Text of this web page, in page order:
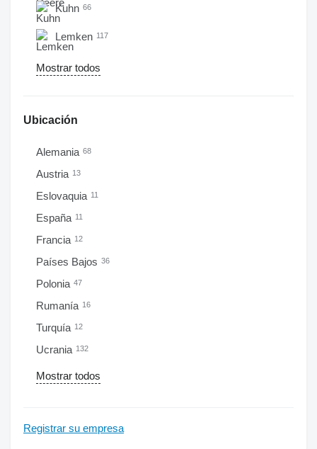
Kuhn 66
Lemken 117
Mostrar todos
Ubicación
Alemania 68
Austria 13
Eslovaquia 11
España 11
Francia 12
Países Bajos 36
Polonia 47
Rumanía 16
Turquía 12
Ucrania 132
Mostrar todos
Registrar su empresa